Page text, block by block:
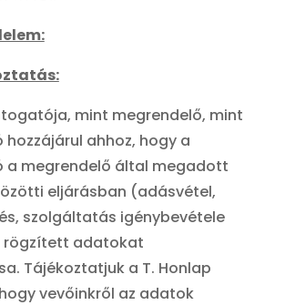
mint megrendelő, mint
hozzájárul ahhoz, hogy a
a megrendelő által megadott
eljárásban (adásvétel,
szolgáltatás igénybevétele
rögzített adatokat
Tájékoztatjuk a T. Honlap
vevőinkről az adatok